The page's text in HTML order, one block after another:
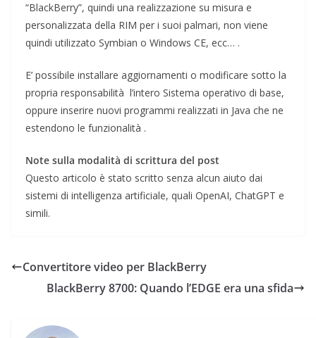
“BlackBerry”, quindi una realizzazione su misura e
personalizzata della RIM per i suoi palmari, non viene
quindi utilizzato Symbian o Windows CE, ecc… .
E’ possibile installare aggiornamenti o modificare sotto la
propria responsabilità l’intero Sistema operativo di base,
oppure inserire nuovi programmi realizzati in Java che ne
estendono le funzionalità .
Note sulla modalità di scrittura del post
Questo articolo è stato scritto senza alcun aiuto dai
sistemi di intelligenza artificiale, quali OpenAI, ChatGPT e
simili.
Convertitore video per BlackBerry
BlackBerry 8700: Quando l’EDGE era una sfida